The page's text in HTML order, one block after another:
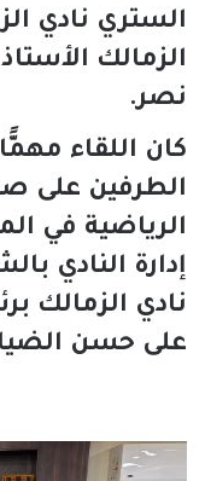
الستري نادي
الزمالك
نصر.
كان اللقاء
الطرفين على
الرياضية في
إدارة النادي
نادي الزمالك
على حسن